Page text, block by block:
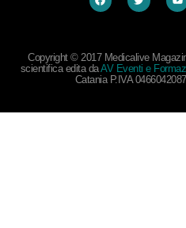
Copyright © 2017 Medicalive
scientifica edita daAV Eventi e
Catania P.IVA